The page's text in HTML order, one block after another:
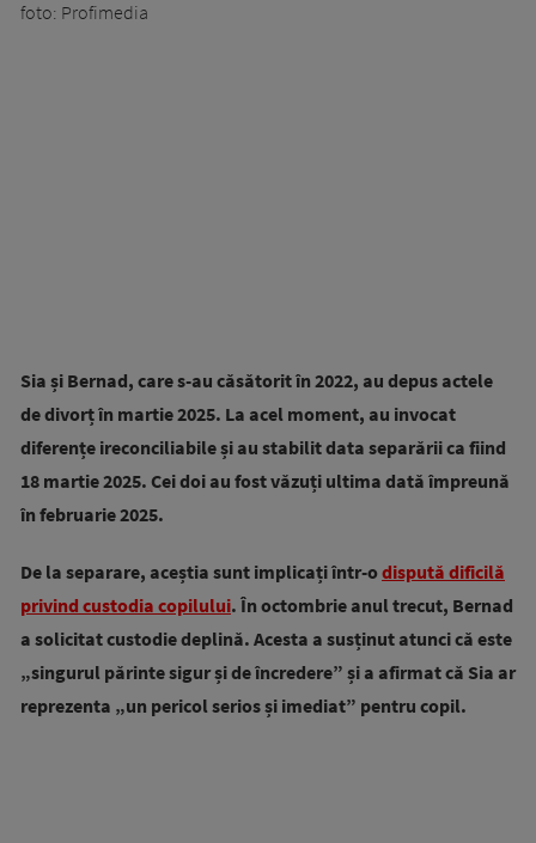
foto: Profimedia
Sia și Bernad, care s-au căsătorit în 2022, au depus actele
de divorț în martie 2025. La acel moment, au invocat
diferențe ireconciliabile și au stabilit data separării ca fiind
18 martie 2025. Cei doi au fost văzuți ultima dată împreună
în februarie 2025.
De la separare, aceștia sunt implicați într-odispută dificilă
privind custodia copilului. În octombrie anul trecut, Bernad
a solicitat custodie deplină. Acesta a susținut atunci că este
„singurul părinte sigur și de încredere” și a afirmat că Sia ar
reprezenta „un pericol serios și imediat” pentru copil.